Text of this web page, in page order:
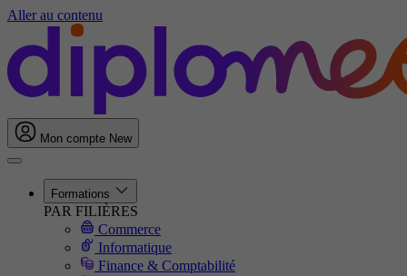
Aller au contenu
Mon compte New
Formations
PAR FILIÈRES
Commerce
Informatique
Finance & Comptabilité